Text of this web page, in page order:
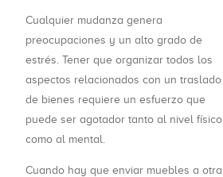
Cualquier mudanza genera
preocupaciones y un alto grado de
estrés. Tener que organizar todos los
aspectos relacionados con un traslado
de bienes requiere un esfuerzo que
puede ser agotador tanto al nivel físico
como al mental.
Cuando hay que enviar muebles a otra